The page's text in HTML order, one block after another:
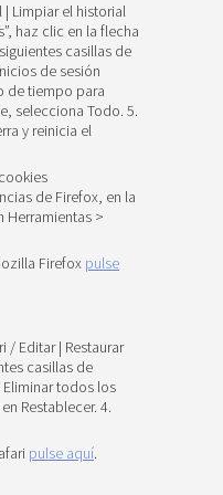
| Limpiar el historial
haz clic en la flecha
casillas de
de sesión
de tiempo para
selecciona Todo. 5.
y reinicia el
de Firefox, en la
Herramientas >
Firefox pulse
/ Editar | Restaurar
casillas de
todos los
Restablecer. 4.
pulse aquí.